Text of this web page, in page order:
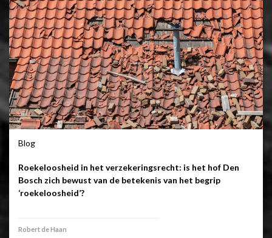
Blog
Roekeloosheid in het verzekeringsrecht: is het hof Den
Bosch zich bewust van de betekenis van het begrip
‘roekeloosheid’?
Robert de Haan